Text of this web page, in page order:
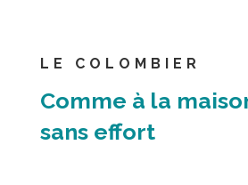
LE COLOMBIER
Comme à la
sans effort